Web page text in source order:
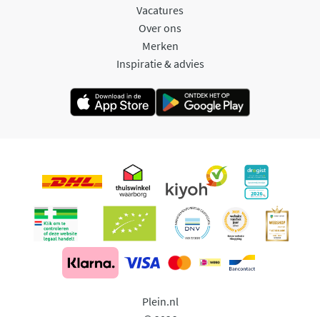
Vacatures
Over ons
Merken
Inspiratie & advies
Plein.nl